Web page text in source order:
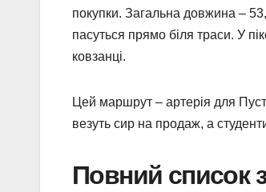
покупки. Загальна довжина –
пасуться прямо біля траси. У
ковзанці.
Цей маршрут – артерія для
везуть сир на продаж, а
Повний список